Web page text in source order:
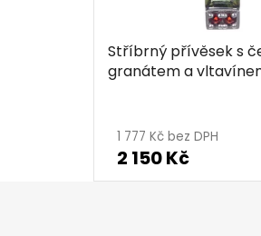
Stříbrný přívěsek s
granátem a
1 777 Kč bez DPH
2 150 Kč